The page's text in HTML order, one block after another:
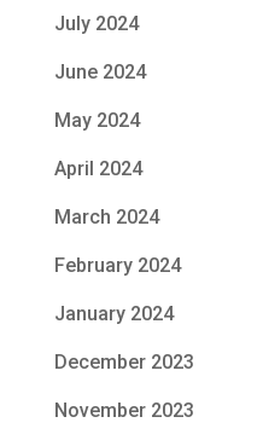
July 2024
June 2024
May 2024
April 2024
March 2024
February 2024
January 2024
December 2023
November 2023